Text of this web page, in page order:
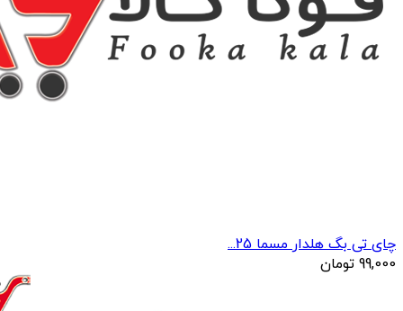
چای تی بگ هلدار مسما 25...
99,000 تومان